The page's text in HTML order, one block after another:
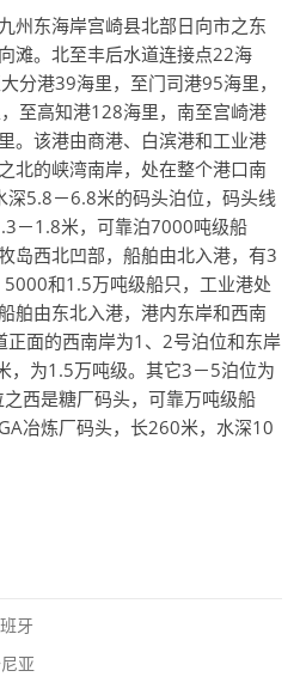
州东海岸宫崎县北部日向市之东
滩。北至丰后水道连接点22海
分港39海里，至门司港95海里，
至高知港128海里，南至宫崎港
。该港由商港、白滨港和工业港
北的峡湾南岸，处在整个港口南
5.8－6.8米的码头泊位，码头线
－1.8米，可靠泊7000吨级船
岛西北凹部，船舶由北入港，有3
和1.5万吨级船只，工业港处
舶由东北入港，港内东岸和西南
正面的西南岸为1、2号泊位和东岸
，为1.5万吨级。其它3－5泊位为
西是糖厂码头，可靠万吨级船
冶炼厂码头，长260米，水深10
牙
亚